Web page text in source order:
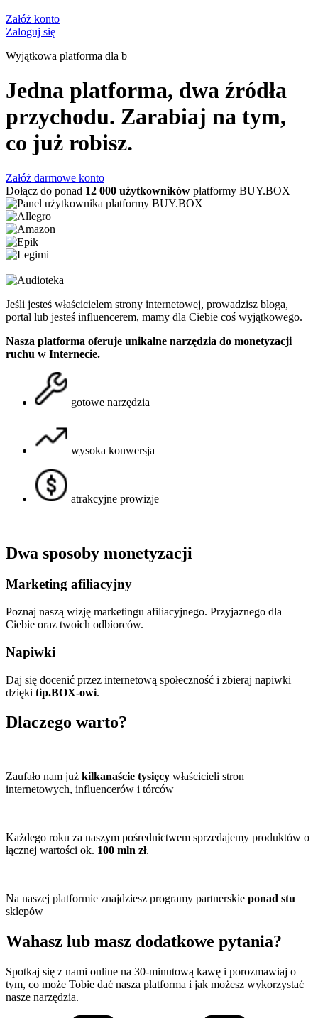
Załóż konto
Zaloguj się
Wyjątkowa platforma dla influe
Jedna platforma, dwa źródła
przychodu. Zarabiaj na tym,
co już robisz.
Załóż darmowe konto
Dołącz do ponad 12 000 użytkowników platformy BUY.BOX
Jeśli jesteś właścicielem strony internetowej, prowadzisz bloga,
portal lub jesteś influencerem, mamy dla Ciebie coś wyjątkowego.
Nasza platforma oferuje unikalne narzędzia do monetyzacji
ruchu w Internecie.
gotowe narzędzia
wysoka konwersja
atrakcyjne prowizje
Dwa sposoby monetyzacji
Marketing afiliacyjny
Poznaj naszą wizję marketingu afiliacyjnego. Przyjaznego dla
Ciebie oraz twoich odbiorców.
Napiwki
Daj się docenić przez internetową społeczność i zbieraj napiwki
dzięki tip.BOX-owi.
Dlaczego warto?
Zaufało nam już kilkanaście tysięcy właścicieli stron
internetowych, influencerów i tórców
Każdego roku za naszym pośrednictwem sprzedajemy produktów o
łącznej wartości ok. 100 mln zł.
Na naszej platformie znajdziesz programy partnerskie ponad stu
sklepów
Wahasz lub masz dodatkowe pytania?
Spotkaj się z nami online na 30-minutową kawę i porozmawiaj o
tym, co może Tobie dać nasza platforma i jak możesz wykorzystać
nasze narzędzia.